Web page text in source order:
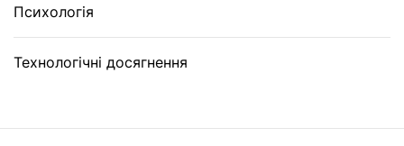
Психологія
Технологічні досягнення